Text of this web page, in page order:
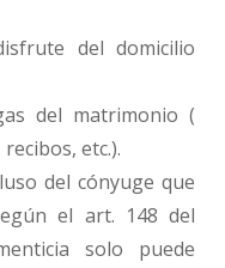
del domicilio
del matrimonio (
etc.).
del cónyuge que
el art. 148 del
solo puede